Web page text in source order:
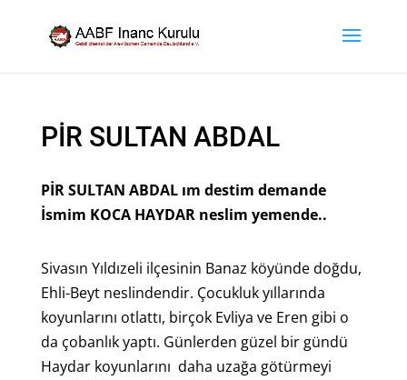
PİR SULTAN ABDAL
PİR SULTAN ABDAL ım destim demande
İsmim KOCA HAYDAR neslim yemende..
Sivasın Yıldızeli ilçesinin Banaz köyünde doğdu,
Ehli-Beyt neslindendir. Çocukluk yıllarında
koyunlarını otlattı, birçok Evliya ve Eren gibi o
da çobanlık yaptı. Günlerden güzel bir gündü
Haydar koyunlarını daha uzağa götürmeyi